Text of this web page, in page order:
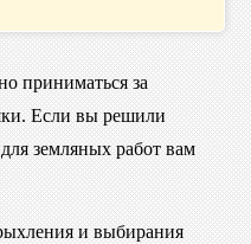
приниматься за
Если вы решили
для земляных работ вам
и выбирания